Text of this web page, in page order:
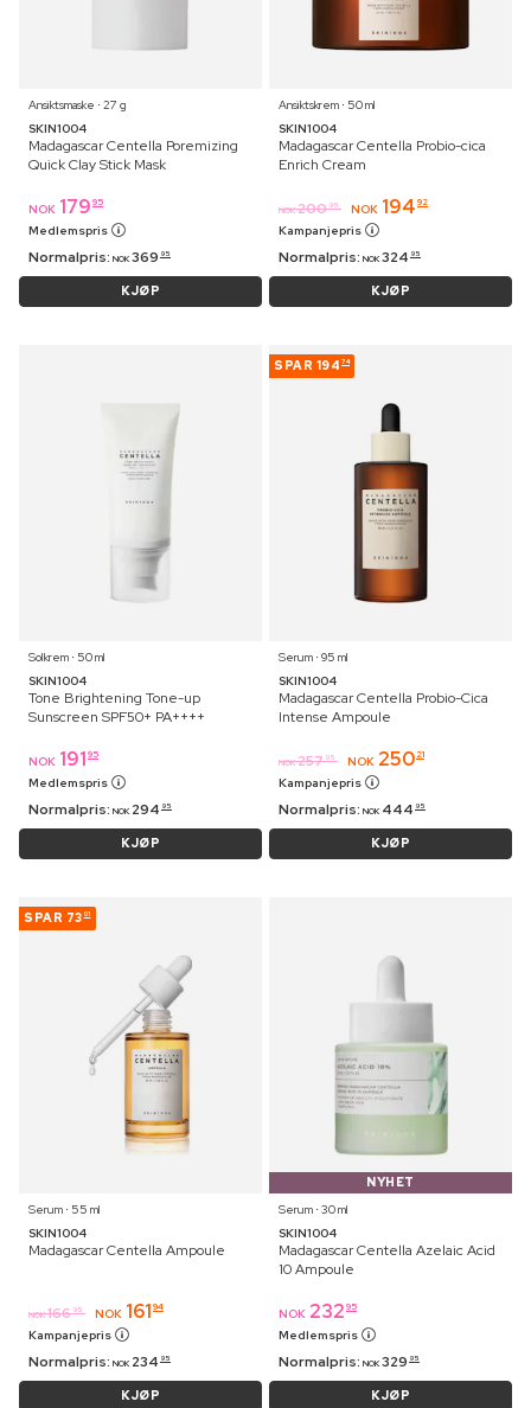
Ansiktsmaske ⋅ 27 g
SKIN1004
Madagascar Centella Poremizing
Quick Clay Stick Mask
NOK 179 95
Medlemspris
Normalpris: NOK 369 95
KJØP
Ansiktskrem ⋅ 50 ml
SKIN1004
Madagascar Centella Probio-cica
Enrich Cream
NOK 200 95 NOK 194 92
Kampanjepris
Normalpris: NOK 324 95
KJØP
Solkrem ⋅ 50 ml
SKIN1004
Tone Brightening Tone-up
Sunscreen SPF50+ PA++++
NOK 191 95
Medlemspris
Normalpris: NOK 294 95
KJØP
SPAR 194 74
Serum ⋅ 95 ml
SKIN1004
Madagascar Centella Probio-Cica
Intense Ampoule
NOK 257 95 NOK 250 21
Kampanjepris
Normalpris: NOK 444 95
KJØP
SPAR 73 01
Serum ⋅ 55 ml
SKIN1004
Madagascar Centella Ampoule
NOK 166 95 NOK 161 94
Kampanjepris
Normalpris: NOK 234 95
KJØP
NYHET
Serum ⋅ 30 ml
SKIN1004
Madagascar Centella Azelaic Acid
10 Ampoule
NOK 232 95
Medlemspris
Normalpris: NOK 329 95
KJØP